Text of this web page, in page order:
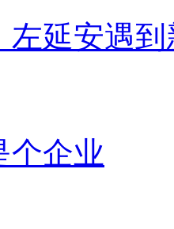
左延安遇
个企业